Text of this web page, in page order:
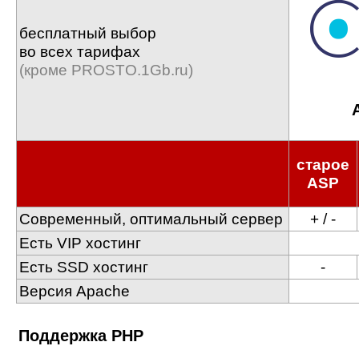
бесплатный выбор
во всех тарифах
(кроме PROSTO.1Gb.ru)
старое
ASP
Современный, оптимальный сервер
+ / -
Есть VIP хостинг
Есть SSD хостинг
-
Версия Apache
Поддержка PHP